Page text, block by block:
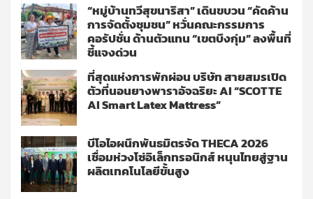
“หมู่บ้านทวีสุขนาริสา” เดินขบวน “คัดค้าน
การจัดตั้งชุมชน” หวั่นคณะกรรมการ
คอรัปชั่น ด้านตัวแทน “เขตบึงกุ่ม” ลงพื้นที่
ชี้แจงด่วน
ที่สุดแห่งการพักผ่อน บริษัท สายสมรเปิด
ตัวที่นอนยางพาราอัจฉริยะ AI “SCOTTE
AI Smart Latex Mattress”
บีโอไอผนึกพันธมิตรจัด THECA 2026
เชื่อมห่วงโซ่อิเล็กทรอนิกส์ หนุนไทยสู่ฐาน
ผลิตเทคโนโลยีขั้นสูง